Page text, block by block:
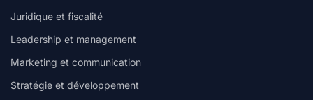
Juridique et fiscalité
Leadership et management
Marketing et communication
Stratégie et développement